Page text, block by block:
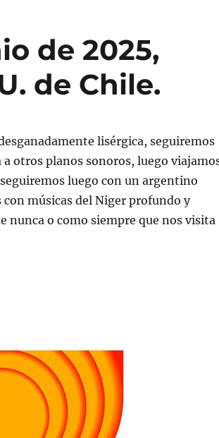
de 2025,
de Chile.
lisérgica, seguiremos
a otros planos sonoros, luego
luego con un argentino
músicas del Niger profundo y
nunca o como siempre que nos visita